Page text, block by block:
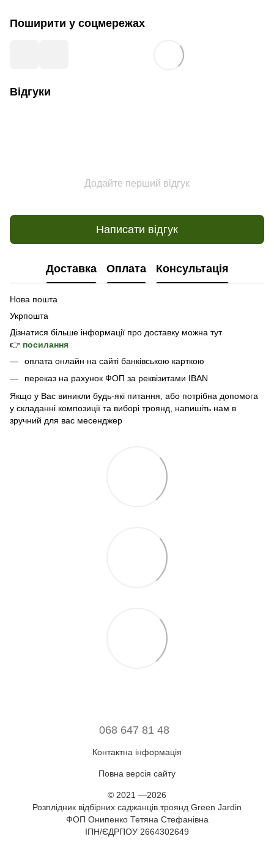
Поширити у соцмережах
Відгуки
Додайте перший відгук
Написати відгук
Доставка Оплата Консультація
Нова пошта
Укрпошта
Дізнатися більше інформації про доставку можна тут
👉 посилання
оплата онлайн на сайті банківською карткою
переказ на рахунок ФОП за реквізитами IBAN
Якщо у Вас виникли будь-які питання, або потрібна допомога
у складанні композиції та виборі троянд, напишіть нам в
зручний для вас месенджер
068 647 81 48
Контактна інформація
Повна версія сайту
© 2021 —2026
Розплідник відбірних саджанців троянд Green Jardin
ФОП Онипенко Тетяна Стефанівна
ІПН/ЄДРПОУ 2664302649